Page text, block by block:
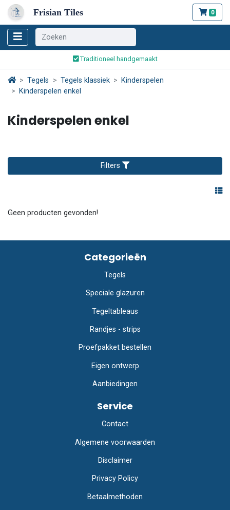
Frisian Tiles 0
Traditioneel handgemaakt
Veilig bestellen en betalen
Tegels Tegels klassiek
Kinderspelen
Kinderspelen enkel
Kinderspelen enkel
Filters
Geen producten gevonden!
Categorieën
Tegels
Speciale glazuren
Tegeltableaus
Randjes - strips
Proefpakket bestellen
Eigen ontwerp
Aanbiedingen
Service
Contact
Algemene voorwaarden
Disclaimer
Privacy Policy
Betaalmethoden